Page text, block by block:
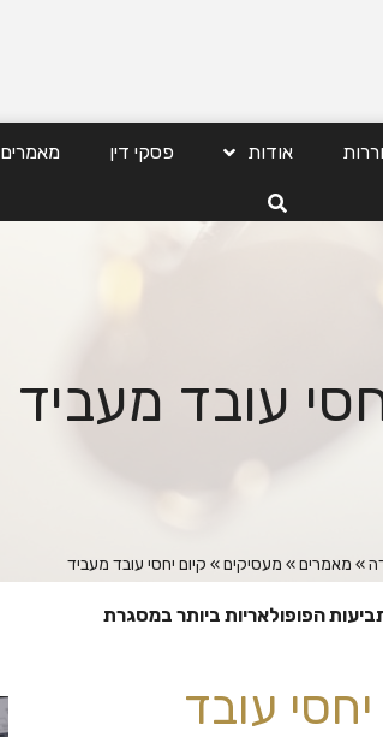
אודות פסקי דין מאמרים
עובד מעביד
» מאמרים» מעסיקים» קיום יחסי עובד מעביד
הפופולאריות ביותר במסגרת
עובד